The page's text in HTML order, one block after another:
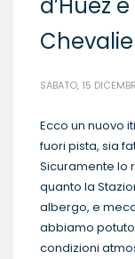
d’Huez
SABATO, 15
Ecco un nuovo
fuori pista, sia
Sicuramente lo
quanto la
albergo, e
abbiamo
condizioni